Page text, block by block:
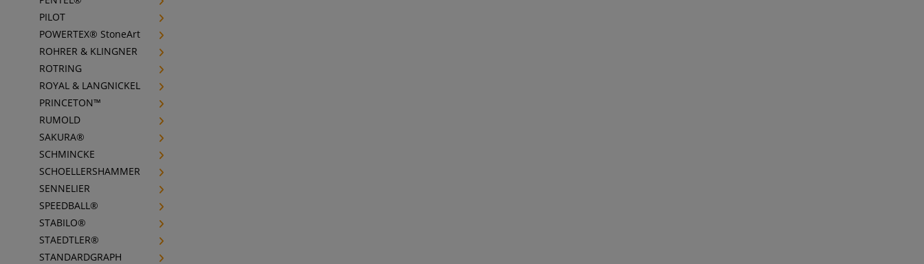
PILOT
POWERTEX® StoneArt
ROHRER & KLINGNER
ROTRING
ROYAL & LANGNICKEL
PRINCETON™
RUMOLD
SAKURA®
SCHMINCKE
SCHOELLERSHAMMER
SENNELIER
SPEEDBALL®
STABILO®
STAEDTLER®
STANDARDGRAPH